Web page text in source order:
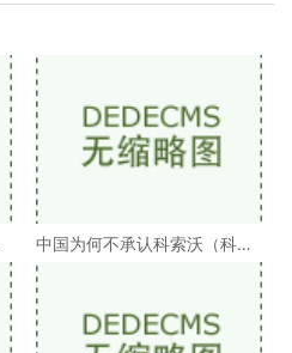
中国为何不承认科索沃（科索
沃为何不被承认）